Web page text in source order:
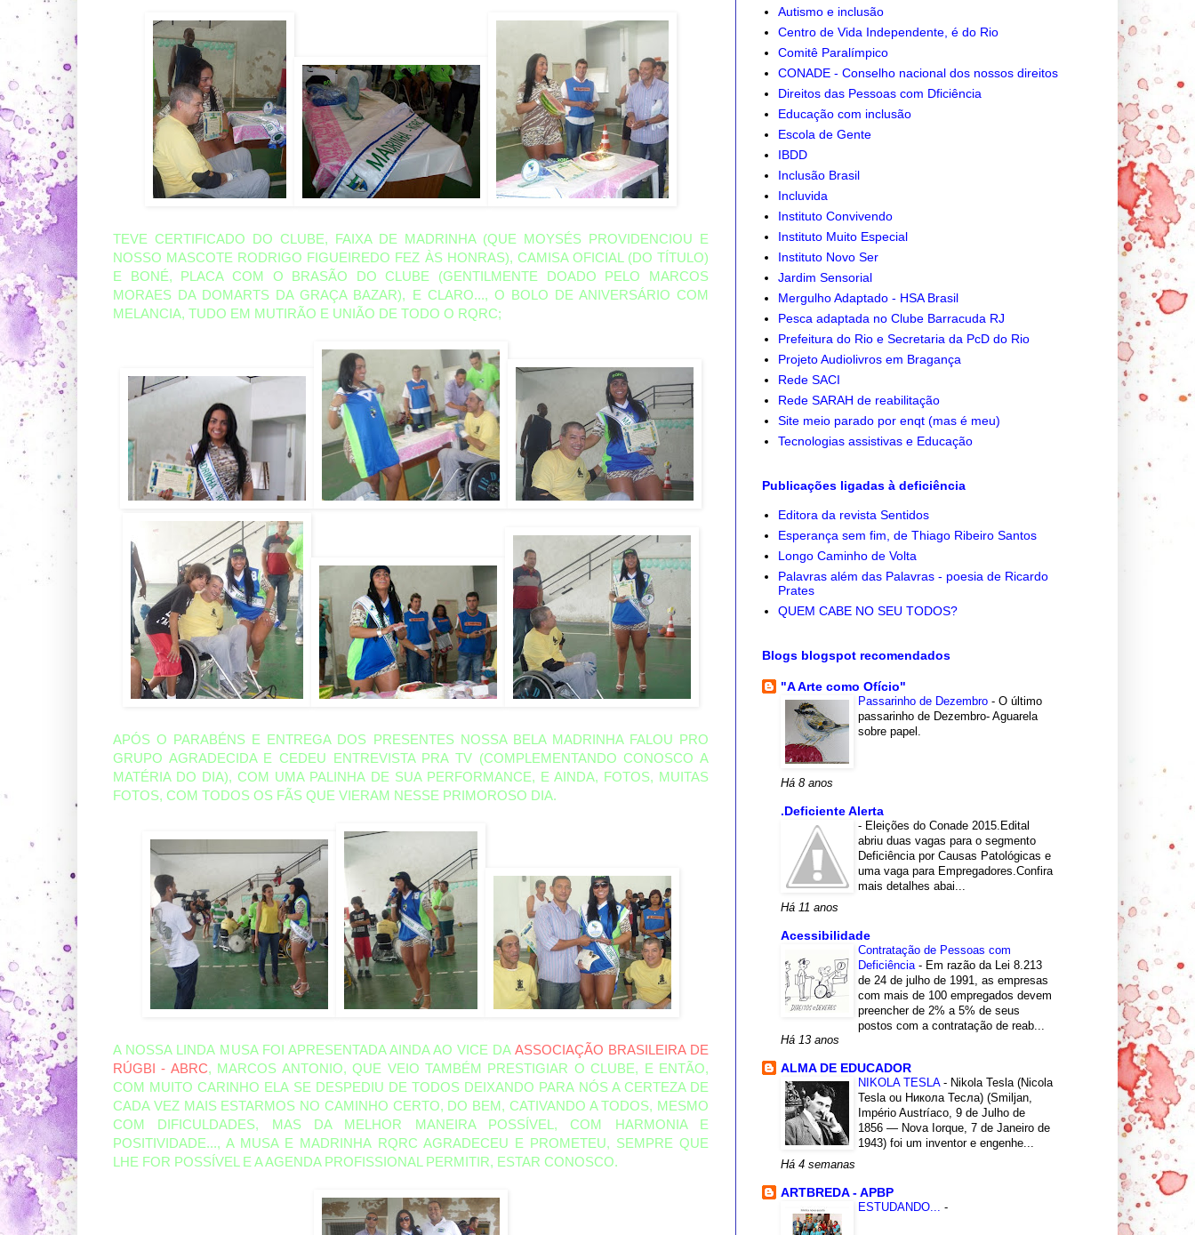
TEVE CERTIFICADO DO CLUBE, FAIXA DE MADRINHA (QUE MOYSÉS PROVIDENCIOU E
NOSSO MASCOTE RODRIGO FIGUEIREDO FEZ ÀS HONRAS), CAMISA OFICIAL (DO TÍTULO)
E BONÉ, PLACA COM O BRASÃO DO CLUBE (GENTILMENTE DOADO PELO MARCOS
MORAES DA DOMARTS DA GRAÇA BAZAR), E CLARO..., O BOLO DE ANIVERSÁRIO COM
MELANCIA, TUDO EM MUTIRÃO E UNIÃO DE TODO O RQRC;
APÓS O PARABÉNS E ENTREGA DOS PRESENTES NOSSA BELA MADRINHA FALOU PRO
GRUPO AGRADECIDA E CEDEU ENTREVISTA PRA TV (COMPLEMENTANDO CONOSCOA
MATÉRIA DO DIA), COM UMA PALINHA DE SUA PERFORMANCE, E AINDA, FOTOS, MUITAS
FOTOS, COM TODOS OS FÃS QUE VIERAM NESSE PRIMOROSO DIA.
A NOSSA LINDA MUSA FOI APRESENTADA AINDA AO VICE DA ASSOCIAÇÃO BRASILEIRA DE
RÚGBI - ABRC, MARCOS ANTONIO, QUE VEIO TAMBÉM PRESTIGIAR O CLUBE, E ENTÃO,
COM MUITO CARINHO ELA SE DESPEDIU DE TODOS DEIXANDO PARA NÓS A CERTEZA DE
CADA VEZ MAIS ESTARMOS NO CAMINHO CERTO, DO BEM, CATIVANDO A TODOS, MESMO
COM DIFICULDADES, MAS DA MELHOR MANEIRA POSSÍVEL, COM HARMONIA E
POSITIVIDADE..., A MUSA E MADRINHA RQRC AGRADECEU E PROMETEU, SEMPRE QUE
LHE FOR POSSÍVEL E A AGENDA PROFISSIONAL PERMITIR, ESTAR CONOSCO.
Autismo e inclusão
Centro de Vida Independente, é do Rio
Comitê Paralímpico
CONADE - Conselho nacional dos nossos direitos
Direitos das Pessoas com Dficiência
Educação com inclusão
Escola de Gente
IBDD
Inclusão Brasil
Incluvida
Instituto Convivendo
Instituto Muito Especial
Instituto Novo Ser
Jardim Sensorial
Mergulho Adaptado - HSA Brasil
Pesca adaptada no Clube Barracuda RJ
Prefeitura do Rio e Secretaria da PcD do Rio
Projeto Audiolivros em Bragança
Rede SACI
Rede SARAH de reabilitação
Site meio parado por enqt (mas é meu)
Tecnologias assistivas e Educação
Publicações ligadas à deficiência
Editora da revista Sentidos
Esperança sem fim, de Thiago Ribeiro Santos
Longo Caminho de Volta
Palavras além das Palavras - poesia de Ricardo
Prates
QUEM CABE NO SEU TODOS?
Blogs blogspot recomendados
"A Arte como Ofício"
Passarinho de Dezembro - O último
passarinho de Dezembro- Aguarela
sobre papel.
Há 8 anos
.Deficiente Alerta
- Eleições do Conade 2015.Edital
abriu duas vagas para o segmento
Deficiência por Causas Patológicas e
uma vaga para Empregadores.Confira
mais detalhes abai...
Há 11 anos
Acessibilidade
Contratação de Pessoas com
Deficiência - Em razão da Lei 8.213
de 24 de julho de 1991, as empresas
com mais de 100 empregados devem
preencher de 2% a 5% de seus
postos com a contratação de reab...
Há 13 anos
ALMA DE EDUCADOR
NIKOLA TESLA - Nikola Tesla (Nicola
Tesla ou Никола Тесла) (Smiljan,
Império Austríaco, 9 de Julho de
1856 — Nova Iorque, 7 de Janeiro de
1943) foi um inventor e engenhe...
Há 4 semanas
ARTBREDA - APBP
ESTUDANDO... -